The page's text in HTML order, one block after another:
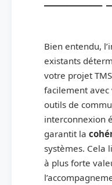
Bien entendu,
existants
votre projet
facilement avec
outils de
interconnexion
garantit la
systèmes. Cela
à plus forte